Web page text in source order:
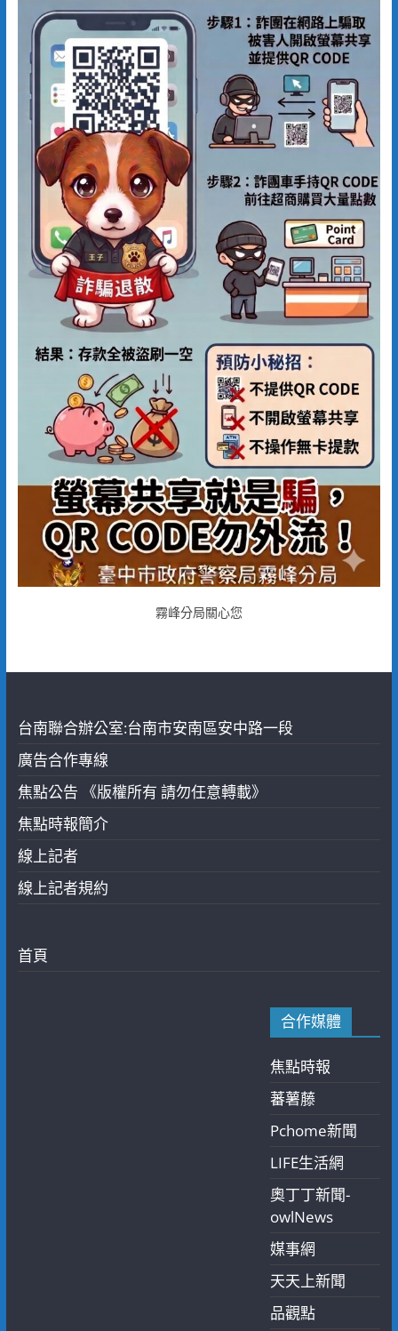
霧峰分局關心您
台南聯合辦公室:台南市安南區安中路一段
廣告合作專線
焦點公告 《版權所有 請勿任意轉載》
焦點時報簡介
線上記者
線上記者規約
首頁
合作媒體
焦點時報
蕃薯藤
Pchome新聞
LIFE生活網
奧丁丁新聞-
owlNews
媒事網
天天上新聞
品觀點